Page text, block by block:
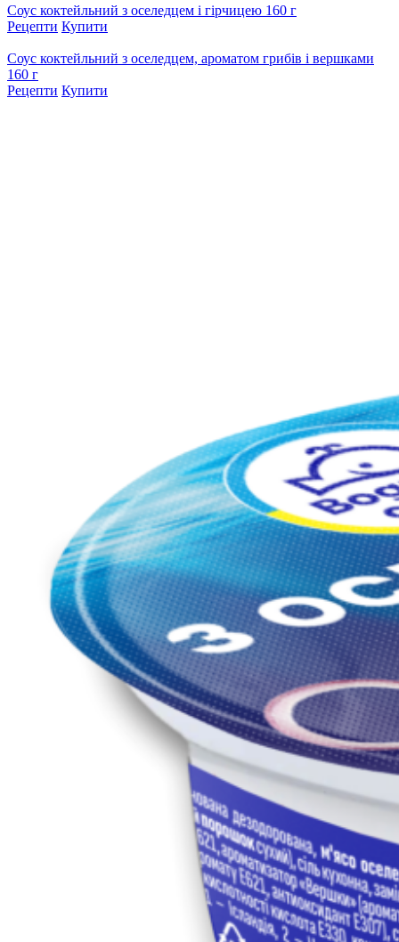
Соус коктейльний з оселедцем і гірчицею 160 г
Рецепти Купити
Соус коктейльний з оселедцем, ароматом грибів і вершками
160 г
Рецепти Купити